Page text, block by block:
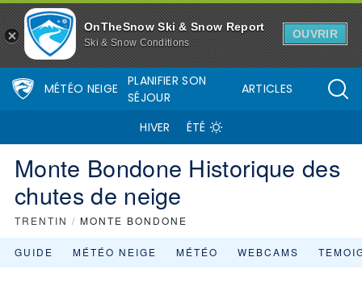
OnTheSnow Ski & Snow Report
Ski & Snow Conditions
OUVRIR
MÉTÉO NEIGE
PLANIFIER SON
SÉJOUR
ARTICLES
HIVER ÉTÉ
Monte Bondone Historique des
chutes de neige
TRENTIN / MONTE BONDONE
GUIDE MÉTÉO NEIGE MÉTÉO WEBCAMS